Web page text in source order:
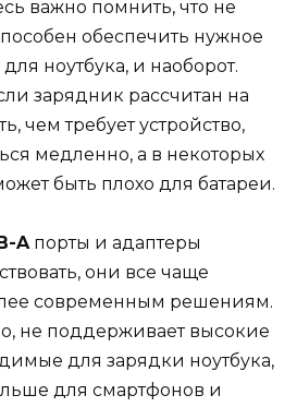
важно помнить, что не
обеспечить нужное
ноутбука, и наоборот.
зарядник рассчитан на
чем требует устройство,
медленно, а в некоторых
быть плохо для батареи.
A порты и адаптеры
они все чаще
современным решениям.
не поддерживает высокие
для зарядки ноутбука,
для смартфонов и